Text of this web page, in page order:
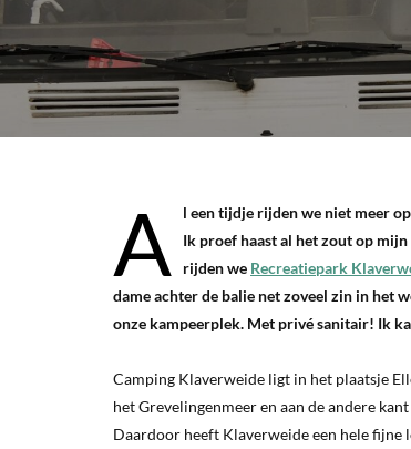
A
l een tijdje rijden we niet meer
Ik proef haast al het zout op
rijden we Recreatiepark
dame achter de balie net zoveel zin in het
onze kampeerplek. Met privé sanitair! Ik
Camping Klaverweide ligt in het plaatsje
het Grevelingenmeer en aan de andere
Daardoor heeft Klaverweide een hele fijne